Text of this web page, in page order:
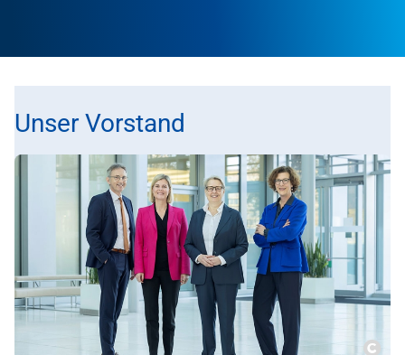
Unser Vorstand